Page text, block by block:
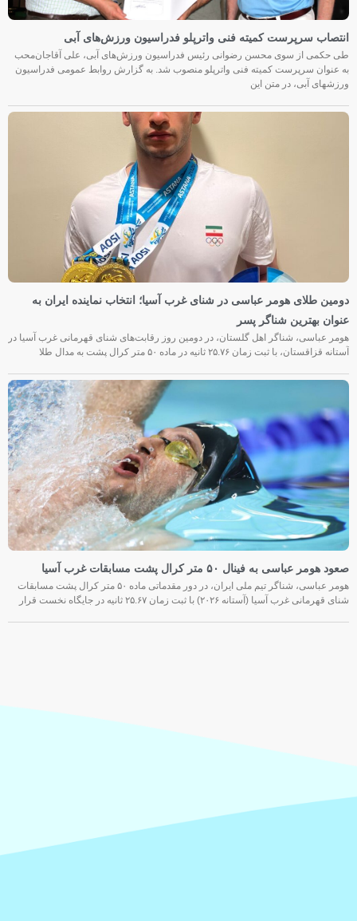
انتصاب سرپرست کمیته فنی واترپلو فدراسیون ورزش‌های آبی
طی حکمی از سوی محسن رضوانی رئیس فدراسیون ورزش‌های آبی، علی آقاجان‌محب
به عنوان سرپرست کمیته فنی واترپلو منصوب شد. به گزارش روابط عمومی فدراسیون
ورزشهای آبی، در متن این
دومین طلای هومر عباسی در شنای غرب آسیا؛ انتخاب نماینده ایران به
عنوان بهترین شناگر پسر
هومر عباسی، شناگر اهل گلستان، در دومین روز رقابت‌های شنای قهرمانی غرب آسیا در
آستانه قزاقستان، با ثبت زمان ۲۵.۷۶ ثانیه در ماده ۵۰ متر کرال پشت به مدال طلا
صعود هومر عباسی به فینال ۵۰ متر کرال پشت مسابقات غرب آسیا
هومر عباسی، شناگر تیم ملی ایران، در دور مقدماتی ماده ۵۰ متر کرال پشت مسابقات
شنای قهرمانی غرب آسیا (آستانه ۲۰۲۶) با ثبت زمان ۲۵.۶۷ ثانیه در جایگاه نخست قرار